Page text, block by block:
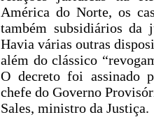
América do Norte, os
também subsidiários da
Havia várias outras
além do clássico
O decreto foi assinado
chefe do Governo
Sales, ministro da Justiça.